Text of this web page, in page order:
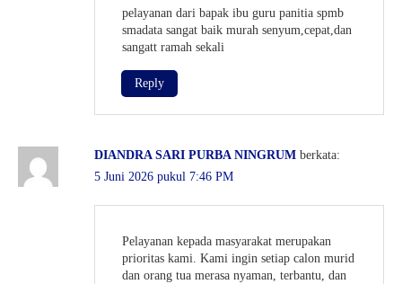
pelayanan dari bapak ibu guru panitia spmb
smadata sangat baik murah senyum,cepat,dan
sangatt ramah sekali
Reply
DIANDRA SARI PURBA NINGRUM berkata:
5 Juni 2026 pukul 7:46 PM
Pelayanan kepada masyarakat merupakan
prioritas kami. Kami ingin setiap calon murid
dan orang tua merasa nyaman, terbantu, dan